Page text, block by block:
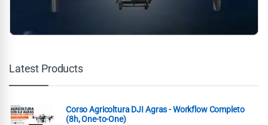
Latest Products
Corso Agricoltura DJI Agras - Workflow Completo
(8h, One-to-One)